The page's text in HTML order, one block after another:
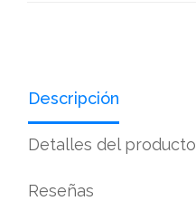
Descripción
Detalles del producto
Reseñas